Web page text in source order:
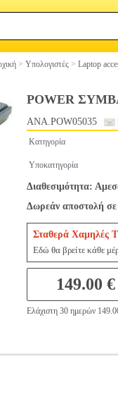
> Υπολογιστές > Laptop
POWER
ANA.POW05035
Κατηγορία
Υποκατηγορία
Διαθεσιμότητα:
Δωρεάν αποστολή σε
Σταθερά Χαμηλές
Εδώ θα βρείτε κάθε
149.00 €
Ελάχιστη 30 ημερών